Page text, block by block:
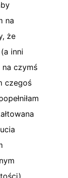
na
że
inni
czymś
czegoś